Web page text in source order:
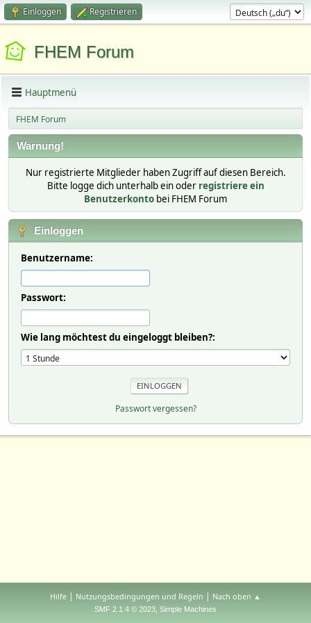
Einloggen Registrieren
FHEM Forum
Hauptmenü
FHEM Forum
Warnung!
Nur registrierte Mitglieder haben Zugriff auf diesen Bereich.
Bitte logge dich unterhalb ein oder registriere ein
Benutzerkonto bei FHEM Forum
Einloggen
Benutzername:
Passwort:
Wie lang möchtest du eingeloggt bleiben?:
Passwort vergessen?
Hilfe | Nutzungsbedingungen und Regeln | Nach oben ▲
SMF 2.1.4 © 2023, Simple Machines